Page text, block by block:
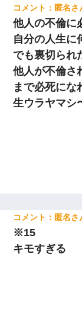
匿名
他人の不倫に
自分の人生に
でも裏切られ
他人が不倫さ
まで必死にな
生ウラヤマシ
匿名
※15
キモすぎる